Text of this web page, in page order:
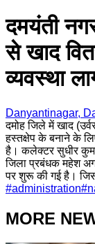
दमयंती
से खाद
व्यवस्था
Danyantinagar,
दमोह जिले में खाद
हस्तक्षेप के बनाने के
है। कलेक्टर सुधीर
जिला प्रबंधक महेश
पर शुरू की गई है।
#administration#
MORE